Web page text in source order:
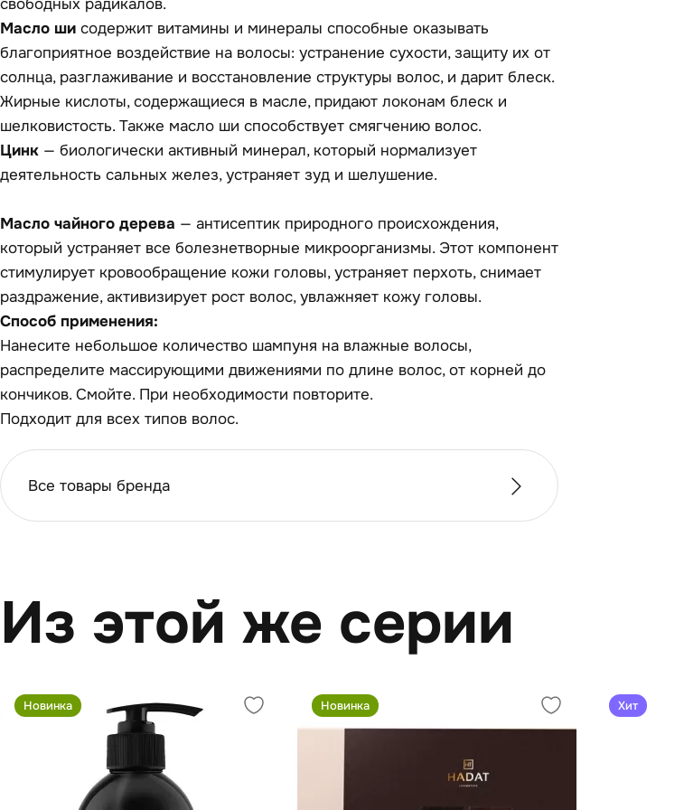
свободных радикалов.
Масло ши содержит витамины и минералы способные оказывать
благоприятное воздействие на волосы: устранение сухости, защиту их от
солнца, разглаживание и восстановление структуры волос, и дарит блеск.
Жирные кислоты, содержащиеся в масле, придают локонам блеск и
шелковистость. Также масло ши способствует смягчению волос.
Цинк — биологически активный минерал, который нормализует
деятельность сальных желез, устраняет зуд и шелушение.
Масло чайного дерева — антисептик природного происхождения,
который устраняет все болезнетворные микроорганизмы. Этот компонент
стимулирует кровообращение кожи головы, устраняет перхоть, снимает
раздражение, активизирует рост волос, увлажняет кожу головы.
Способ применения:
Нанесите небольшое количество шампуня на влажные волосы,
распределите массирующими движениями по длине волос, от корней до
кончиков. Смойте. При необходимости повторите.
Подходит для всех типов волос.
Все товары бренда
Из этой же серии
Новинка Новинка Хит